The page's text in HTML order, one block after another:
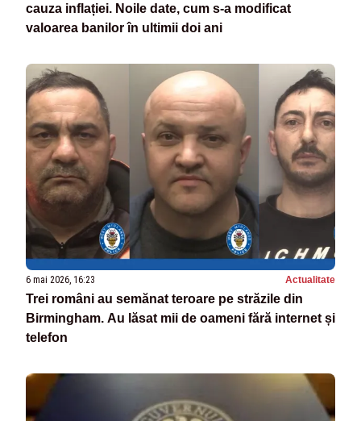
cauza inflației. Noile date, cum s-a modificat
valoarea banilor în ultimii doi ani
6 mai 2026, 16:23 Actualitate
Trei români au semănat teroare pe străzile din
Birmingham. Au lăsat mii de oameni fără internet și
telefon